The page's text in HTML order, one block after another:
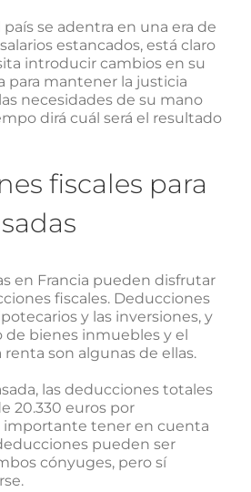
se adentra en una era de
estancados, está claro
introducir cambios en su
para mantener la justicia
necesidades de su mano
dirá cuál será el resultado
fiscales para
en Francia pueden disfrutar
fiscales. Deducciones
y las inversiones, y
bienes inmuebles y el
son algunas de ellas.
las deducciones totales
20.330 euros por
importante tener en cuenta
pueden ser
cónyuges, pero sí